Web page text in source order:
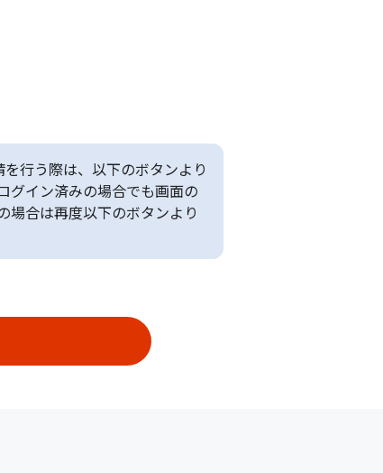
行う際は、以下のボタンより
グイン済みの場合でも画面の
場合は再度以下のボタンより